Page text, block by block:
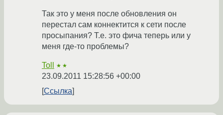
Так это у меня после обновления он
перестал сам коннектится к сети после
просыпания? Т.е. это фича теперь или у
меня где-то проблемы?
Toll ★★
23.09.2011 15:28:56 +00:00
Ссылка